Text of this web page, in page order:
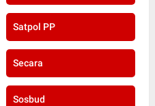
Satpol PP
Secara
Sosbud